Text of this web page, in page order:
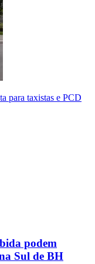
para taxistas e PCD
podem
Sul de BH